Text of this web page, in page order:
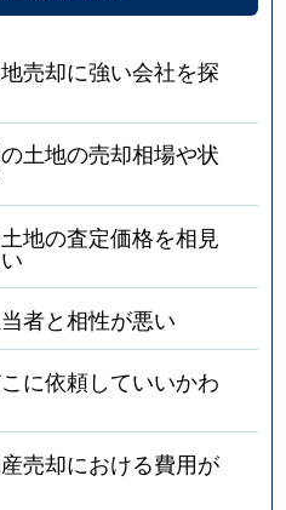
売却に強い会社を探
土地の売却相場や状
地の査定価格を相見
者と相性が悪い
に依頼していいかわ
売却における費用が